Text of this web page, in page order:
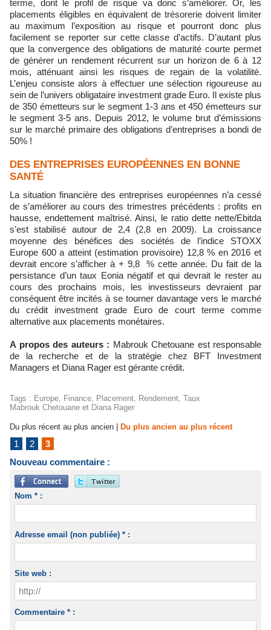
terme, dont le profil de risque va donc s’améliorer. Or, les
placements éligibles en équivalent de trésorerie doivent limiter
au maximum l’exposition au risque et pourront donc plus
facilement se reporter sur cette classe d’actifs. D’autant plus
que la convergence des obligations de maturité courte permet
de générer un rendement récurrent sur un horizon de 6 à 12
mois, atténuant ainsi les risques de regain de la volatilité.
L’enjeu consiste alors à effectuer une sélection rigoureuse au
sein de l’univers obligataire investment grade Euro. Il existe plus
de 350 émetteurs sur le segment 1-3 ans et 450 émetteurs sur
le segment 3-5 ans. Depuis 2012, le volume brut d’émissions
sur le marché primaire des obligations d’entreprises a bondi de
50% !
DES ENTREPRISES EUROPÉENNES EN BONNE
SANTÉ
La situation financière des entreprises européennes n’a cessé
de s’améliorer au cours des trimestres précédents : profits en
hausse, endettement maîtrisé. Ainsi, le ratio dette nette/Ebitda
s’est stabilisé autour de 2,4 (2,8 en 2009). La croissance
moyenne des bénéfices des sociétés de l’indice STOXX
Europe 600 a atteint (estimation provisoire) 12,8 % en 2016 et
devrait encore s’afficher à + 9,8 % cette année. Du fait de la
persistance d’un taux Eonia négatif et qui devrait le rester au
cours des prochains mois, les investisseurs devraient par
conséquent être incités à se tourner davantage vers le marché
du crédit investment grade Euro de court terme comme
alternative aux placements monétaires.
A propos des auteurs : Mabrouk Chetouane est responsable
de la recherche et de la stratégie chez BFT Investment
Managers et Diana Rager est gérante crédit.
Tags : Europe Finance Placement Rendement Taux
Mabrouk Chetouane et Diana Rager
Du plus récent au plus ancien | Du plus ancien au plus récent
1 2
3
Nouveau commentaire :
Nom * :
Adresse email (non publiée) * :
Site web :
Commentaire * :